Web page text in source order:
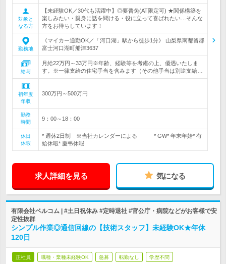
対象と
なる方
【未経験OK／30代も活躍中】◎要普免(AT限定可) ★関係構築を
楽しみたい・親身に話を聞ける・役に立って喜ばれたい…そんな
方をお待ちしています！
勤務地
《マイカー通勤OK／「河口湖」駅から徒歩1分》 山梨県南都留郡
富士河口湖町船津3637
給与
月給22万円～33万円※年齢、経験等を考慮の上、優遇いたしま
す。※一律支給の住宅手当を含みます（その他手当は別途支給…
初年度
年収
300万円～500万円
勤務
時間
9：00～18：00
休日
休暇
* 週休2日制 ※当社カレンダーによる * GW* 年末年始* 有
給休暇* 慶弔休暇
求人詳細を見る 気になる
有限会社ベルコム | #土日祝休み #定時退社 #官公庁・病院などがお客様で安
定性抜群
シンプル作業◎通信回線の【技術スタッフ】未経験OK★年休
120日
正社員 職種・業種未経験OK 急募 転勤なし 学歴不問